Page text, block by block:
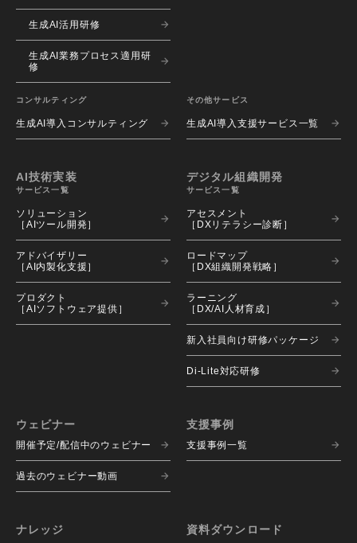
生成AI活用研修
生成AI業務プロセス適用研
修
コンサルティング
生成AI導入コンサルティング
その他サービス
生成AI導入支援サービス一覧
AI技術実装
サービス一覧
ソリューション
［AIツール開発］
アドバイザリー
［AI内製化支援］
プロダクト
［AIソフトウェア提供］
デジタル組織開発
サービス一覧
アセスメント
［DXリテラシー診断］
ロードマップ
［DX組織開発戦略］
ラーニング
［DX/AI人材育成］
新入社員向け研修パッケージ
Di-Lite対応研修
ウェビナー
開催予定/配信中のウェビナー
過去のウェビナー動画
支援事例
支援事例一覧
ナレッジ 資料ダウンロード